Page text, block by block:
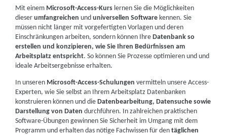
Mit einem Microsoft-Access-Kurs lernen Sie die Möglichkeiten
dieserumfangreichenunduniversellen Softwarekennen. Sie
müssen nicht länger mit vorgefertigten Vorlagen und deren
Einschränkungen arbeiten, sondern können IhreDatenbank so
erstellen und konzipieren, wie Sie Ihren Bedürfnissen am
Arbeitsplatz entspricht. So können Sie Prozesse optimieren und und
ideale Arbeitsergebnisse erhalten.
In unseren Microsoft-Access-Schulungen vermitteln unsere Access-
Experten, wie Sie selbst an Ihrem Arbeitsplatz Datenbanken
konstruieren können und dieDatenbearbeitung, Datensuche sowie
Darstellung von Datendurchführen. In zahlreichen praktischen
Software-Übungen gewinnen Sie Sicherheit im Umgang mit dem
Programm und erhalten das nötige Fachwissen für dentäglichen